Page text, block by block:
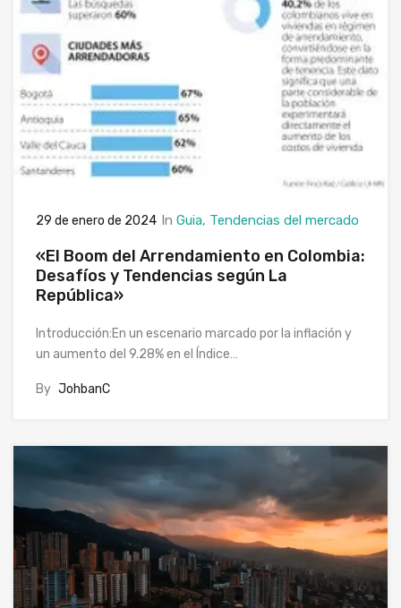
29 de enero de 2024 In Guia Tendencias del mercado
«El Boom del Arrendamiento en Colombia:
Desafíos y Tendencias según La
República»
Introducción:En un escenario marcado por la inflación y
un aumento del 9.28% en el Índice…
By JohbanC